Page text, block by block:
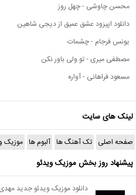
محسن چاوشی - چهل روز
دانلود اپیزود عشق عمیق از دیجی شاهین
یونس فرجام - چشمات
مصطفی میری - تو ولی باور نکن
مسعود فراهانی - آواره
لینک های سایت
صفحه اصلی تک آهنگ ها آلبوم ها موزیک
پیشنهاد روز بخش موزیک ویدئو
دانلود موزیک ویدئو جدید